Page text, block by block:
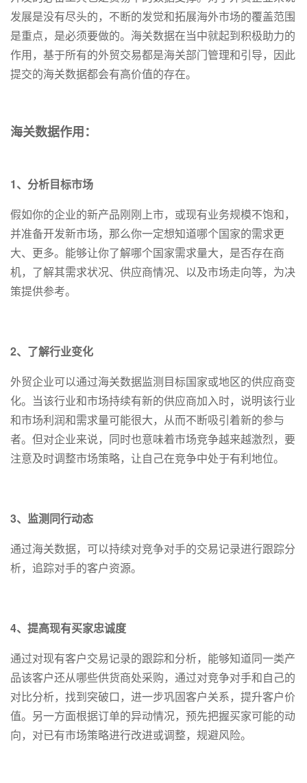
发展是没有尽头的，不断的发觉和拓展海外市场的覆盖范围
是重点，是必须要做的。海关数据在当中就起到积极助力的
作用，基于所有的外贸交易都是海关部门管理和引导，因此
提交的海关数据都会有高价值的存在。
海关数据作用：
1、分析目标市场
假如你的企业的新产品刚刚上市，或现有业务规模不饱和，
并准备开发新市场，那么你一定想知道哪个国家的需求更
大、更多。能够让你了解哪个国家需求量大，是否存在商
机，了解其需求状况、供应商情况、以及市场走向等，为决
策提供参考。
2、了解行业变化
外贸企业可以通过海关数据监测目标国家或地区的供应商变
化。当该行业和市场持续有新的供应商加入时，说明该行业
和市场利润和需求量可能很大，从而不断吸引着新的参与
者。但对企业来说，同时也意味着市场竞争越来越激烈，要
注意及时调整市场策略，让自己在竞争中处于有利地位。
3、监测同行动态
通过海关数据，可以持续对竞争对手的交易记录进行跟踪分
析，追踪对手的客户资源。
4、提高现有买家忠诚度
通过对现有客户交易记录的跟踪和分析，能够知道同一类产
品该客户还从哪些供货商处采购，通过对竞争对手和自己的
对比分析，找到突破口，进一步巩固客户关系，提升客户价
值。另一方面根据订单的异动情况，预先把握买家可能的动
向，对已有市场策略进行改进或调整，规避风险。